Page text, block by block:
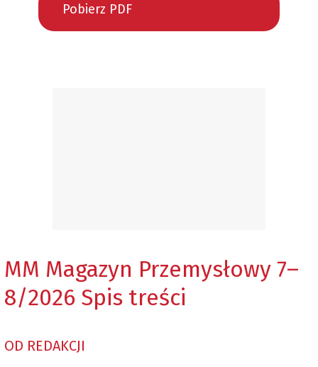
Pobierz PDF
MM Magazyn Przemysłowy 7–
8/2026 Spis treści
OD REDAKCJI